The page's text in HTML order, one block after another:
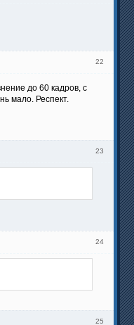
22
до 60 кадров, с
мало. Респект.
23
24
25